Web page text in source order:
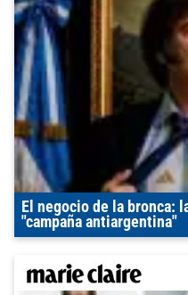
El negocio de la bronca:
"campaña antiargentina"